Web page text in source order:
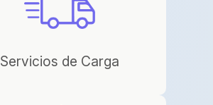
Servicios de Carga